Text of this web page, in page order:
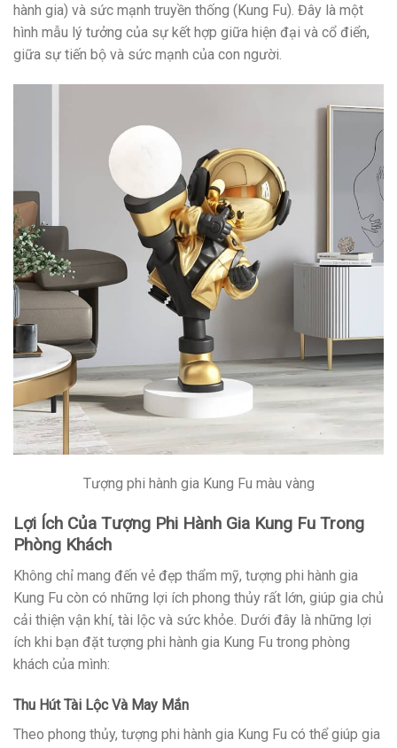
hành gia) và sức mạnh truyền thống (Kung Fu). Đây là một
hình mẫu lý tưởng của sự kết hợp giữa hiện đại và cổ điển,
giữa sự tiến bộ và sức mạnh của con người.
Tượng phi hành gia Kung Fu màu vàng
Lợi Ích Của Tượng Phi Hành Gia Kung Fu Trong
Phòng Khách
Không chỉ mang đến vẻ đẹp thẩm mỹ, tượng phi hành gia
Kung Fu còn có những lợi ích phong thủy rất lớn, giúp gia chủ
cải thiện vận khí, tài lộc và sức khỏe. Dưới đây là những lợi
ích khi bạn đặt tượng phi hành gia Kung Fu trong phòng
khách của mình:
Thu Hút Tài Lộc Và May Mắn
Theo phong thủy, tượng phi hành gia Kung Fu có thể giúp gia